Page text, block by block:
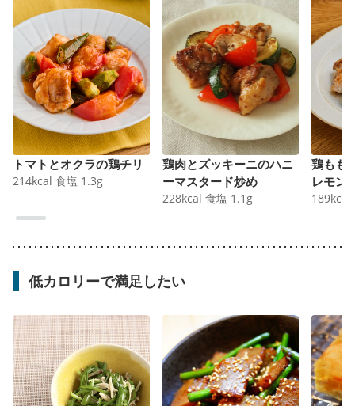
トマトとオクラの鶏チリ
214kcal 食塩 1.3g
鶏肉とズッキーニのハニ
ーマスタード炒め
228kcal 食塩 1.1 g
鶏もも
レモン
189kcal
低カロリーで満足したい